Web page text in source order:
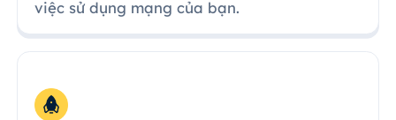
việc sử dụng mạng của bạn.